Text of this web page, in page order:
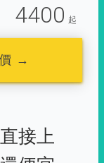
4400 起
→
直接上